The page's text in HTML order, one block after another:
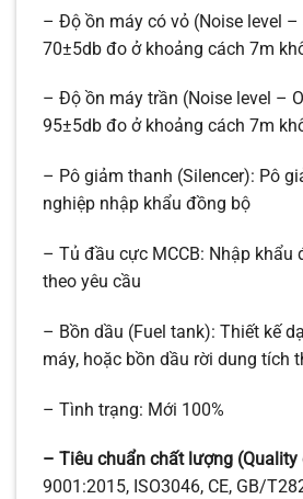
– Độ ồn máy có vỏ (Noise level –
70±5db đo ở khoảng cách 7m
– Độ ồn máy trần (Noise level –
95±5db đo ở khoảng cách 7m
– Pô giảm thanh (Silencer): Pô
nghiệp nhập khẩu đồng bộ
– Tủ đầu cực MCCB: Nhập khẩu
theo yêu cầu
– Bồn dầu (Fuel tank): Thiết kế
máy, hoặc bồn dầu rời dung tích
– Tình trạng: Mới 100%
– Tiêu chuẩn chất lượng
9001:2015, ISO3046, CE, GB/